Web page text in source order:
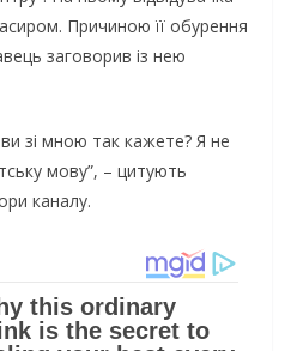
Причиною її обурення
заговорив із нею
зі мною так кажете? Я не
мову”, – цитують
каналу.